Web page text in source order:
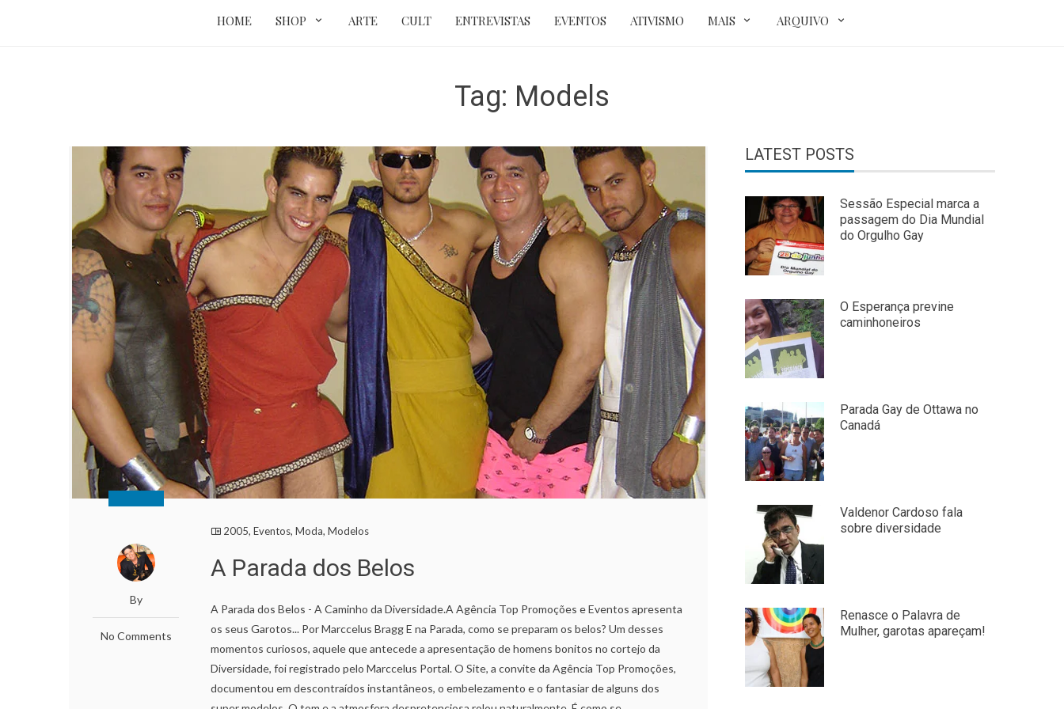
HOME SHOP ARTE CULT ENTREVISTAS EVENTOS ATIVISMO MAIS ARQUIVO
Tag: Models
By
No Comments
2005,Eventos,Moda,Modelos
A Parada dos Belos
A Parada dos Belos - A Caminho da Diversidade.A Agência Top Promoções e Eventos apresenta
os seus Garotos... Por Marccelus Bragg E na Parada, como se preparam os belos? Um desses
momentos curiosos, aquele que antecede a apresentação de homens bonitos no cortejo da
Diversidade, foi registrado pelo Marccelus Portal. O Site, a convite da Agência Top Promoções,
documentou em descontraídos instantâneos, o embelezamento e o fantasiar de alguns dos
LATEST POSTS
Sessão Especial marca a
passagem do Dia Mundial
do Orgulho Gay
O Esperança previne
caminhoneiros
Parada Gay de Ottawa no
Canadá
Valdenor Cardoso fala
sobre diversidade
Renasce o Palavra de
Mulher, garotas apareçam!